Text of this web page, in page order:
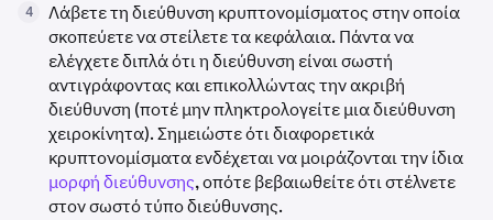
4
Λάβετε τη διεύθυνση κρυπτονομίσματος στην οποία
σκοπεύετε να στείλετε τα κεφάλαια. Πάντα να
ελέγχετε διπλά ότι η διεύθυνση είναι σωστή
αντιγράφοντας και επικολλώντας την ακριβή
διεύθυνση (ποτέ μην πληκτρολογείτε μια διεύθυνση
χειροκίνητα). Σημειώστε ότι διαφορετικά
κρυπτονομίσματα ενδέχεται να μοιράζονται την ίδια
μορφή διεύθυνσης, οπότε βεβαιωθείτε ότι στέλνετε
στον σωστό τύπο διεύθυνσης.